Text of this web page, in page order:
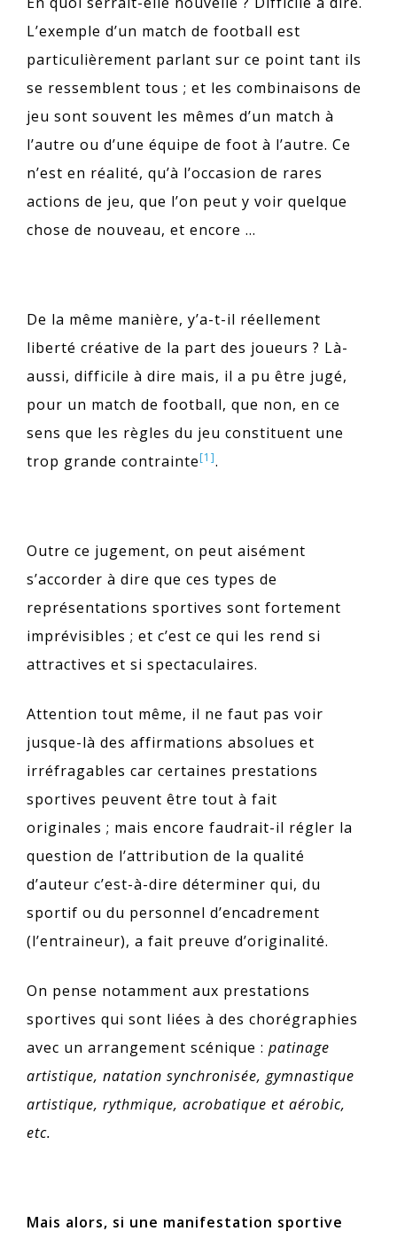
L’exemple d’un match de football est
particulièrement parlant sur ce point tant ils
se ressemblent tous ; et les combinaisons de
jeu sont souvent les mêmes d’un match à
l’autre ou d’une équipe de foot à l’autre. Ce
n’est en réalité, qu’à l’occasion de rares
actions de jeu, que l’on peut y voir quelque
chose de nouveau, et encore …
De la même manière, y’a-t-il réellement
liberté créative de la part des joueurs ? Là-
aussi, difficile à dire mais, il a pu être jugé,
pour un match de football, que non, en ce
sens que les règles du jeu constituent une
trop grande contrainte[1].
Outre ce jugement, on peut aisément
s’accorder à dire que ces types de
représentations sportives sont fortement
imprévisibles ; et c’est ce qui les rend si
attractives et si spectaculaires.
Attention tout même, il ne faut pas voir
jusque-là des affirmations absolues et
irréfragables car certaines prestations
sportives peuvent être tout à fait
originales ; mais encore faudrait-il régler la
question de l’attribution de la qualité
d’auteur c’est-à-dire déterminer qui, du
sportif ou du personnel d’encadrement
(l’entraineur), a fait preuve d’originalité.
On pense notamment aux prestations
sportives qui sont liées à des chorégraphies
avec un arrangement scénique : patinage
artistique, natation synchronisée, gymnastique
artistique, rythmique, acrobatique et aérobic,
etc.
Mais alors, si une manifestation sportive